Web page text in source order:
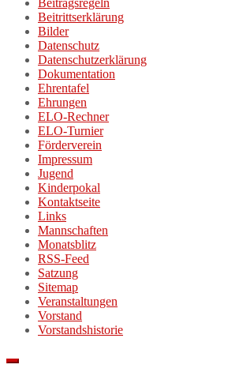
Beitragsregeln
Beitrittserklärung
Bilder
Datenschutz
Datenschutzerklärung
Dokumentation
Ehrentafel
Ehrungen
ELO-Rechner
ELO-Turnier
Förderverein
Impressum
Jugend
Kinderpokal
Kontaktseite
Links
Mannschaften
Monatsblitz
RSS-Feed
Satzung
Sitemap
Veranstaltungen
Vorstand
Vorstandshistorie